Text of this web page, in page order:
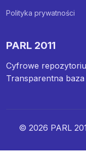
Polityka prywatności
PARL 2011
Cyfrowe
Transparentna
© 2026 PARL